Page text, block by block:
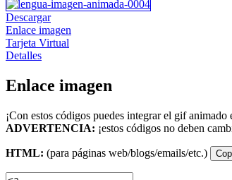
Descargar
Enlace imagen
Tarjeta Virtual
Detalles
Enlace imagen
¡Con estos códigos puedes integrar el gif
ADVERTENCIA: ¡estos códigos no deben
HTML: (para páginas web/blogs/emails/etc.)